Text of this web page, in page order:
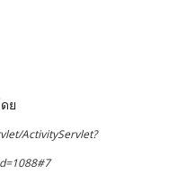
ย
ActivityServlet?